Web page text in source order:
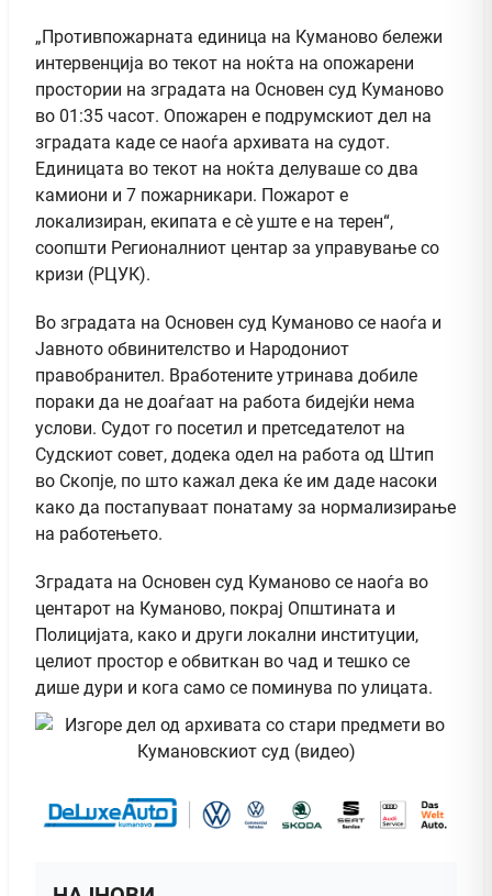
„Противпожарната единица на Куманово бележи
интервенција во текот на ноќта на опожарени
простории на зградата на Основен суд Куманово
во 01:35 часот. Опожарен е подрумскиот дел на
зградата каде се наоѓа архивата на судот.
Единицата во текот на ноќта делуваше со два
камиони и 7 пожарникари. Пожарот е
локализиран, екипата е сè уште е на терен“,
соопшти Регионалниот центар за управување со
кризи (РЦУК).
Во зградата на Основен суд Куманово се наоѓа и
Јавното обвинителство и Народониот
правобранител. Вработените утринава добиле
пораки да не доаѓаат на работа бидејќи нема
услови. Судот го посетил и претседателот на
Судскиот совет, додека одел на работа од Штип
во Скопје, по што кажал дека ќе им даде насоки
како да постапуваат понатаму за нормализирање
на работењето.
Зградата на Основен суд Куманово се наоѓа во
центарот на Куманово, покрај Општината и
Полицијата, како и други локални институции,
целиот простор е обвиткан во чад и тешко се
дише дури и кога само се поминува по улицата.